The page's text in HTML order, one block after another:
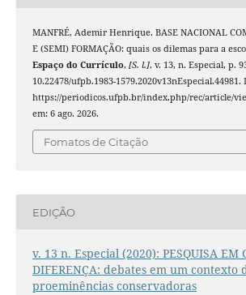
MANFRÉ, Ademir Henrique. BASE NACIONAL
E (SEMI) FORMAÇÃO: quais os dilemas para a
Espaço do Currículo, [S. l.], v. 13, n. Especial, p.
10.22478/ufpb.1983-
https://periodicos.ufpb.br/index.php/rec/article/
em: 6 ago. 2026.
Fomatos de Citação
EDIÇÃO
v. 13 n. Especial (2020): PESQUISA EM
DIFERENÇA: debates em um contexto
proeminências conservadoras